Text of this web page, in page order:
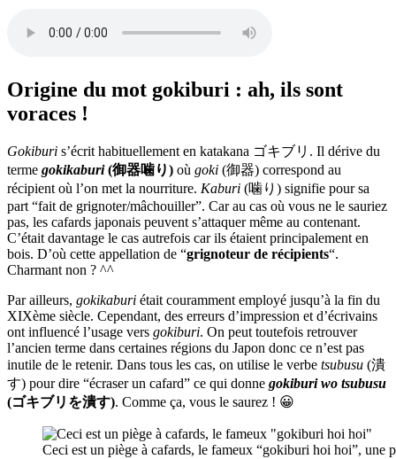
Origine du mot gokiburi : ah, ils sont
voraces !
Gokiburi s’écrit habituellement en katakana ゴキブリ. Il dérive du
terme gokikaburi(御器噛り) où goki (御器) correspond au
récipient où l’on met la nourriture. Kaburi (噛り) signifie pour sa
part “fait de grignoter/mâchouiller”. Car au cas où vous ne le sauriez
pas, les cafards japonais peuvent s’attaquer même au contenant.
C’était davantage le cas autrefois car ils étaient principalement en
bois. D’où cette appellation de “grignoteur de récipients“.
Charmant non ? ^^
Par ailleurs, gokikaburi était couramment employé jusqu’à la fin du
XIXème siècle. Cependant, des erreurs d’impression et d’écrivains
ont influencé l’usage vers gokiburi. On peut toutefois retrouver
l’ancien terme dans certaines régions du Japon donc ce n’est pas
inutile de le retenir. Dans tous les cas, on utilise le verbe tsubusu (潰
す) pour dire “écraser un cafard” ce qui donne gokiburi wo tsubusu
(ゴキブリを潰す). Comme ça, vous le saurez ! 😀
Ceci est un piège à cafards, le fameux “gokiburi hoi hoi”, une